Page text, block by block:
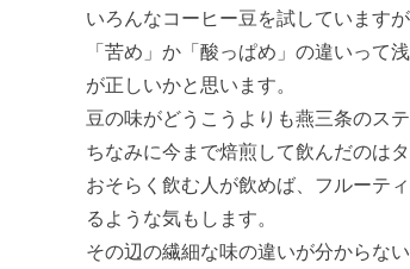
いろんなコーヒー豆を試しています
「苦め」か「酸っぱめ」の違いっ
が正しいかと思います。
豆の味がどうこうよりも燕三条のス
ちなみに今まで焙煎して飲んだのは
おそらく飲む人が飲めば、フルーテ
るような気もします。
その辺の繊細な味の違いが分からな